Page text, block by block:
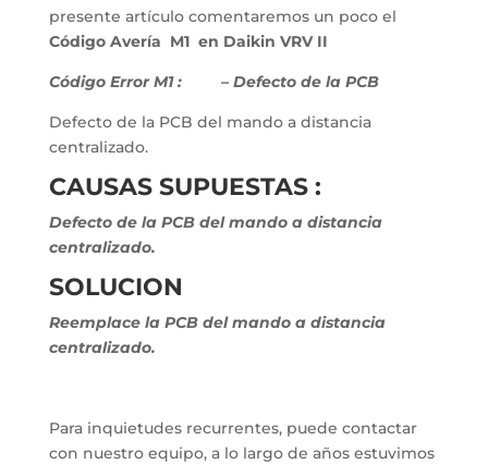
presente artículo comentaremos un poco el
Código Avería M1 en Daikin VRV II
Código Error M1 : – Defecto de la PCB
Defecto de la PCB del mando a distancia
centralizado.
CAUSAS SUPUESTAS :
Defecto de la PCB del mando a distancia
centralizado.
SOLUCION
Reemplace la PCB del mando a distancia
centralizado.
Para inquietudes recurrentes, puede contactar
con nuestro equipo, a lo largo de años estuvimos